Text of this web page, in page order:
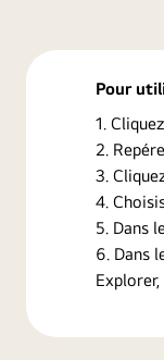
Pour
Dans
Dans